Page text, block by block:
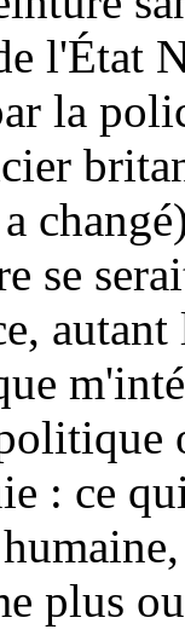
l'État
la
se
: ce
plus